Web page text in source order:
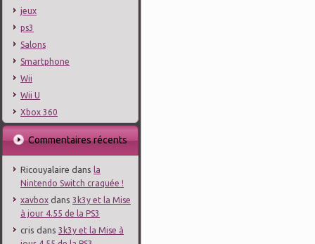
jeux
ps3
Salons
Smartphone
Wii
Wii U
Xbox 360
Commentaires récents
Ricouyalaire dans la
Nintendo Switch craquée !
xavbox dans 3k3y et la Mise
à jour 4.55 de la PS3
cris dans 3k3y et la Mise à